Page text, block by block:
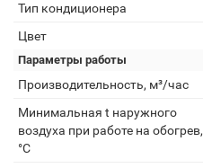
Тип кондиционера
Цвет
Параметры работы
Производительность, м³/час
Минимальная t наружного
воздуха при работе на обогрев,
°С